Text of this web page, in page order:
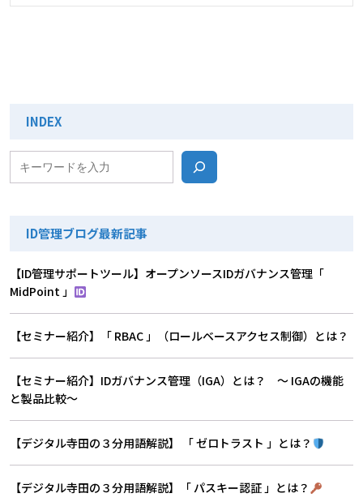
INDEX
検索
ID管理ブログ最新記事
【ID管理サポートツール】オープンソースIDガバナンス管理「
MidPoint 」
【セミナー紹介】「 RBAC 」（ロールベースアクセス制御）とは？
【セミナー紹介】IDガバナンス管理（IGA）とは？ 〜 IGAの機能
と製品比較〜
【デジタル寺田の３分用語解説】 「 ゼロトラスト 」とは？
【デジタル寺田の３分用語解説】「 パスキー認証 」とは？